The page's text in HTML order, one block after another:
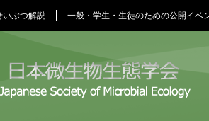
いぶつ解説 一般・学生・生徒のための公開イベ